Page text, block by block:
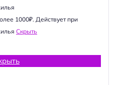
1000₽. Действует при
Скрыть